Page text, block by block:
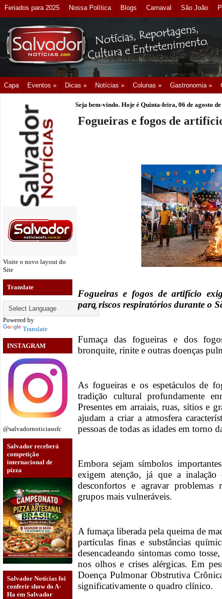
Feriados para 2025 Nossa Política Blogs Carnaval São João
Capa Eventos » Dicas » Notícias » Colunas » Gastronomia »
Visite o novo layout do
Site
Translate
Powered by
Translate
INSTAGRAM
@salvadornoticiasofc
Salvador receberá
competição
internacional de
pizza
Salvador Notícias foi
conferir show do A-
Ha em Salvador
Seja bem-vindo. Hoje é Quinta-feira, 06 de agosto
Fogueiras e fogos de
Fogueiras e fogos de artifício
para riscos respiratórios durante o
Fumaça das fogueiras e dos
bronquite, rinite e outras doenças
As fogueiras e os espetáculos de
tradição cultural profundamente
Presentes em arraiais, ruas, sítios e
ajudam a criar a atmosfera
pessoas de todas as idades em torno
Embora sejam símbolos
exigem atenção, já que a
desconfortos e agravar problemas
grupos mais vulneráveis.
A fumaça liberada pela queima de
partículas finas e substâncias
desencadeando sintomas como
nos olhos e crises alérgicas. Em
Doença Pulmonar Obstrutiva
significativamente o quadro clínico.